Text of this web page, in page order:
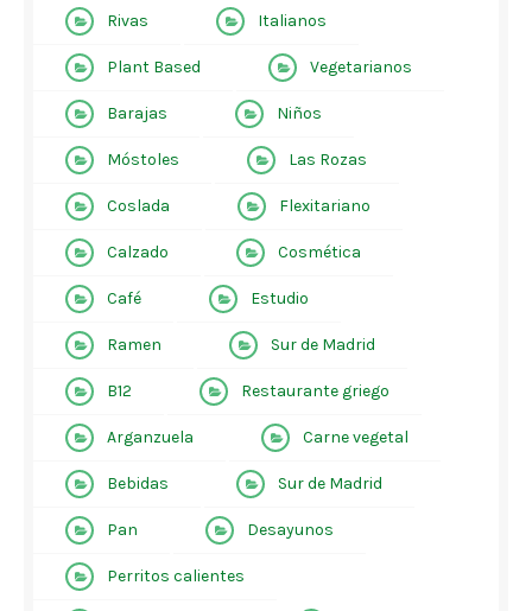
Rivas Italianos
Plant Based Vegetarianos
Barajas Niños
Móstoles Las Rozas
Coslada Flexitariano
Calzado Cosmética
Café Estudio
Ramen Sur de Madrid
B12 Restaurante griego
Arganzuela Carne vegetal
Bebidas Sur de Madrid
Pan Desayunos
Perritos calientes